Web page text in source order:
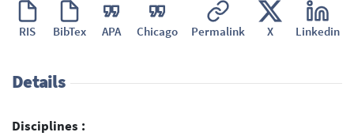
RIS BibTex APA Chicago Permalink X Linkedin
Details
Disciplines :